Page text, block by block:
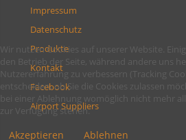
Impressum
Datenschutz
Produkte
Kontakt
Facebook
Airport Suppliers
Wir nutzen Cookies auf unserer Website.
den Betrieb der Seite, während andere uns
Nutzererfahrung zu verbessern (Tracking
entscheiden, ob Sie die Cookies zulassen
bei einer Ablehnung womöglich nicht mehr
zur Verfügung stehen.
Akzeptieren Ablehnen